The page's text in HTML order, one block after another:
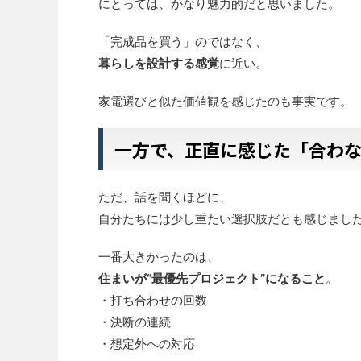
にとっては、かなり魅力的だと思いました。
「完成品を買う」のではなく、
暮らしを設計する感覚に近い。
家電選びと似た価値観を感じたのも事実です。
一方で、正直に感じた「合わな
ただ、話を聞くほどに、
自分たちには少し重たい選択肢だとも感じました
一番大きかったのは、
住まいが“最優先プロジェクト”になること。
・打ち合わせの回数
・決断の連続
・想定外への対応